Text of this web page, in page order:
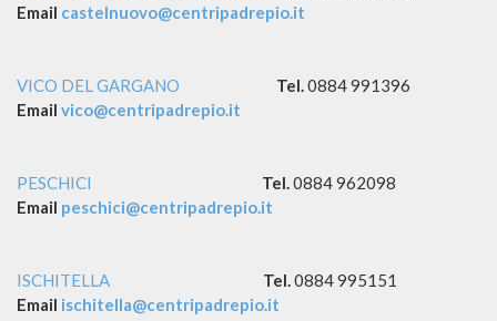
Email castelnuovo@centripadrepio.it
VICO DEL GARGANO Tel. 0884 991396
Email vico@centripadrepio.it
PESCHICI Tel. 0884 962098
Email peschici@centripadrepio.it
ISCHITELLA Tel. 0884 995151
Email ischitella@centripadrepio.it